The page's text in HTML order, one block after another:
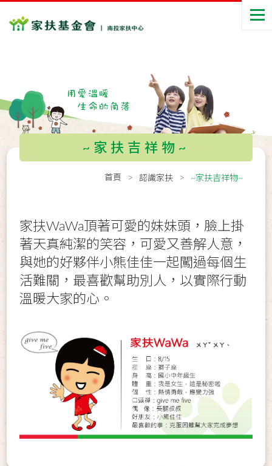
~家扶吉祥物~
首頁 認識家扶 ~家扶吉祥物~
家扶WaWa頂著可愛的妹妹頭，臉上掛
著天真純潔的笑容，可愛又善解人意，
與她的好夥伴小熊佳佳一起闖過每個生
活難關，最喜歡幫助別人，以實際行動
溫暖大家的心。